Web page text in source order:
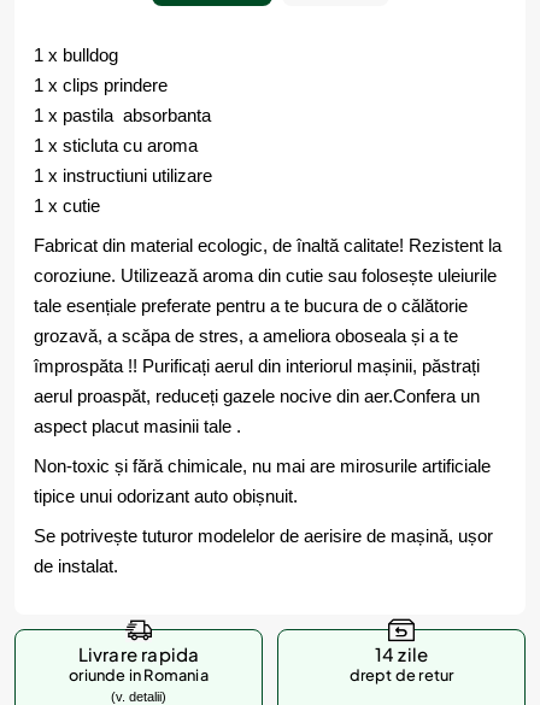
1 x bulldog
1 x clips prindere
1 x pastila absorbanta
1 x sticluta cu aroma
1 x instructiuni utilizare
1 x cutie
Fabricat din material ecologic, de înaltă calitate! Rezistent la
coroziune. Utilizează aroma din cutie sau folosește uleiurile
tale esențiale preferate pentru a te bucura de o călătorie
grozavă, a scăpa de stres, a ameliora oboseala și a te
împrospăta !! Purificați aerul din interiorul mașinii, păstrați
aerul proaspăt, reduceți gazele nocive din aer.Confera un
aspect placut masinii tale .
Non-toxic și fără chimicale, nu mai are mirosurile artificiale
tipice unui odorizant auto obișnuit.
Se potrivește tuturor modelelor de aerisire de mașină, ușor
de instalat.
Livrare rapida
oriunde in Romania
(v. detalii)
14 zile
drept de retur